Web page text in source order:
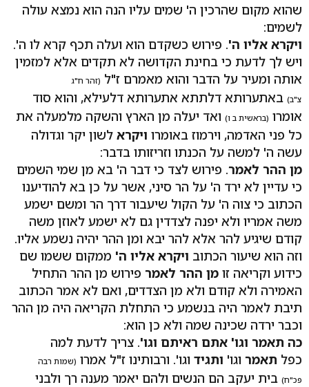
שהוא מקום שהרכין ה' שמים עליו הנה הוא נמצא עולה
לשמים:
ויקרא אליו ה'. פירוש כשקדם הוא ועלה תכף קרא לו ה'.
ויש לך לדעת כי בחינת הקדושה לא תקדים אלא למזמין
אותה ומעיר על הדבר והוא מאמרם ז"ל (זהר ח"ג
צ"ב) באתערותא דלתתא אתערותא דלעילא, והוא סוד
אומרו (בראשית ב ו) ואד יעלה מן הארץ והשקה מלמעלה את
כל פני האדמה, וירמוז באומרו ויקרא לשון יקר וגדולה
עשה ה' למשה על הכנתו וזריזותו בדבר:
מן ההר לאמר. פירוש לצד כי דבר ה' בא מן שמי השמים
כי עדיין לא ירד ה' על הר סיני, אשר על כן בא להודיענו
הכתוב כי צוה ה' על הקול שיעבור דרך הר ומשם ישמע
משה אמריו ולא יפנה לצדדין גם לא ישמע לאוזן משה
קודם שיגיע להר אלא להר יבא ומן ההר יהיה נשמע אליו.
וזה הוא שיעור הכתוב ויקרא אליו ה' ממקום ששמו שם
כידוע וקריאה זו מן ההר לאמר פירוש מן ההר התחיל
האמירה ולא קודם ולא מן הצדדים, ואם לא אמר הכתוב
תיבת לאמר היה בנשמע כי התחלת הקריאה היה מן ההר
וכבר ירדה שכינה שמה ולא כן הוא:
כה תאמר וגו' אתם ראיתם וגו'. צריך לדעת למה
כפל תאמר וגו' ותגיד וגו'. ורבותינו ז"ל אמרו (שמות רבה
פכ"ח) בית יעקב הם הנשים ולהם יאמר מענה רך ולבני